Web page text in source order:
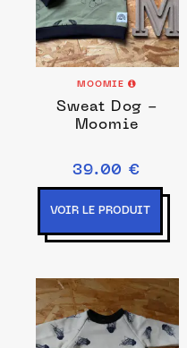
MOOMIE
Sweat Dog -
Moomie
39.00 €
VOIR LE PRODUIT